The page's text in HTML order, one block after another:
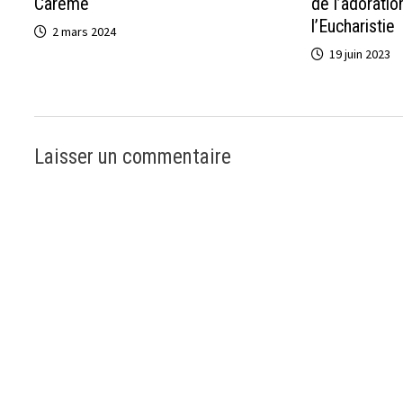
2 mars 2024
l’Eucharistie
19 juin 2023
Laisser un commentaire